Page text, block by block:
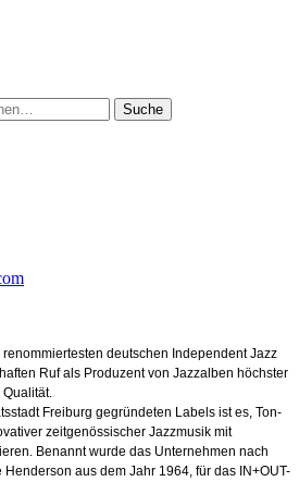
Suche
renommiertesten deutschen Independent Jazz
Ruf als Produzent von Jazzalben höchster
Freiburg gegründeten Labels ist es, Ton-
zeitgenössischer Jazzmusik mit
Benannt wurde das Unternehmen nach
aus dem Jahr 1964, für das IN+OUT-